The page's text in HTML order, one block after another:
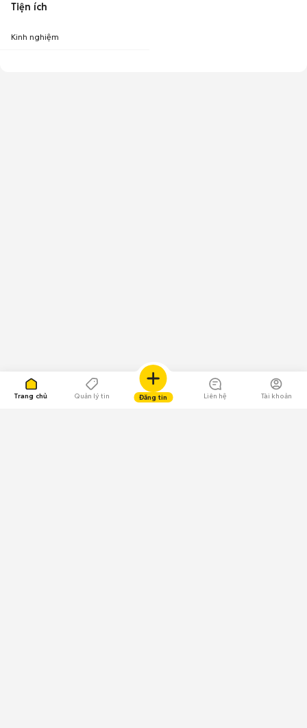
Trang chủ Quản lý tin Đăng tin Liên hệ Tài khoản
Tiện ích
Kinh nghiệm